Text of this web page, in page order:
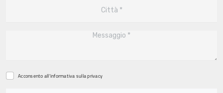
Acconsento all'informativa sullaprivacy